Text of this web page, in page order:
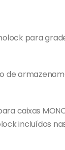
para
de
caixas
incluídos